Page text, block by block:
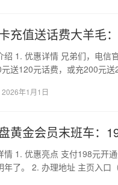
充值送话费大羊毛
绍 1. 优惠详情 兄弟们，电信
元送120元话费，或充200元
2026年1月1日
黄金会员末班车：
情 1. 优惠亮点 支付198元开
年了。 2. 办理地址 主页入口